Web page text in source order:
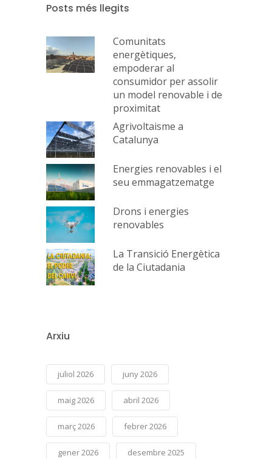
Posts més llegits
Comunitats
energètiques,
empoderar al
consumidor per assolir
un model renovable i de
proximitat
Agrivoltaisme a
Catalunya
Energies renovables i el
seu emmagatzematge
Drons i energies
renovables
La Transició Energètica
de la Ciutadania
Arxiu
juliol 2026 juny 2026
maig 2026 abril 2026
març 2026 febrer 2026
gener 2026 desembre 2025